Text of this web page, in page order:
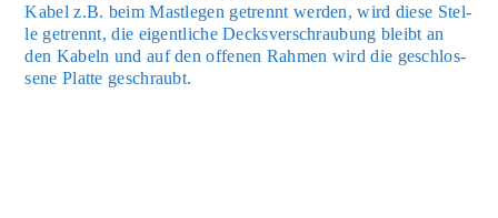
Kabel z.B. beim Mast­le­gen getrennt wer­den, wird die­se Stel­
le getrennt, die eigent­li­che Decks­ver­schrau­bung bleibt an
den Kabeln und auf den offe­nen Rah­men wird die geschlos­
se­ne Plat­te geschraubt.